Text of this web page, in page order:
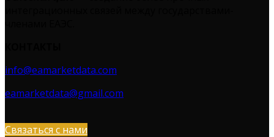
info@eamarketdata.com
eamarketdata@gmail.com
Связаться с нами